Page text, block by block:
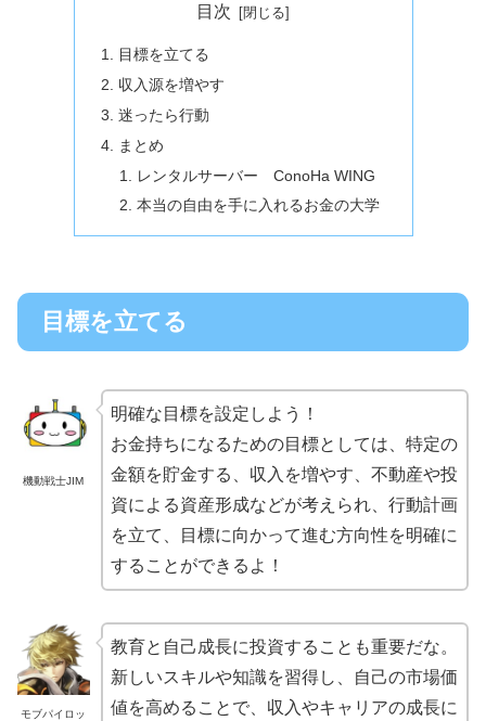
目次
目標を立てる
収入源を増やす
迷ったら行動
まとめ
レンタルサーバー ConoHa WING
本当の自由を手に入れるお金の大学
目標を立てる
機動戦士JIM
明確な目標を設定しよう！
お金持ちになるための目標としては、特定の
金額を貯金する、収入を増やす、不動産や投
資による資産形成などが考えられ、行動計画
を立て、目標に向かって進む方向性を明確に
することができるよ！
モブパイロッ
教育と自己成長に投資することも重要だな。
新しいスキルや知識を習得し、自己の市場価
値を高めることで、収入やキャリアの成長に